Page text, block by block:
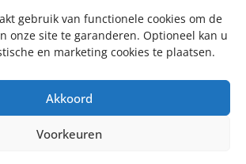
gebruik van functionele cookies om de
onze site te garanderen. Optioneel kan u
en marketing cookies te plaatsen.
Akkoord
Voorkeuren